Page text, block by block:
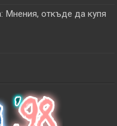
Мнения, откъде да купя